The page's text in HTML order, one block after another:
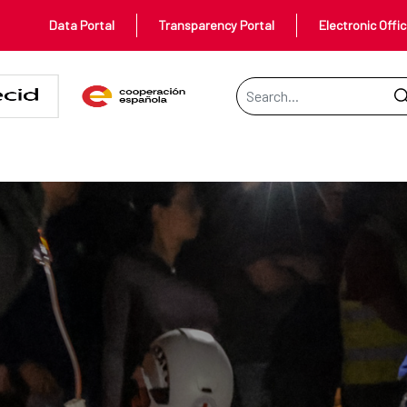
Data Portal Transparency Portal Electronic
Search Bar